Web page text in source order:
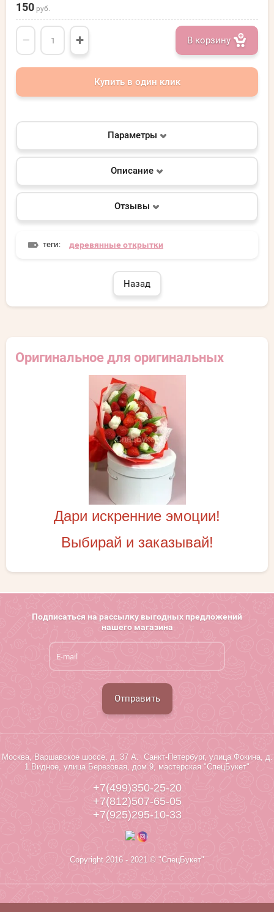
Оригинальное для оригинальных
Дари искренние эмоции!
Выбирай и заказывай!
150 руб.
− + В корзину
Купить в один клик
Параметры
Описание
Отзывы
теги: деревянные открытки
Назад
Подписаться на рассылку выгодных предложений
нашего магазина
Отправить
Москва, Варшавское шоссе, д. 37 А. Санкт-Петербург, улица Фокина, д.
1 Видное, улица Березовая, дом 9, мастерская "СпецБукет"
+7(499)350-25-20
+7(812)507-65-05
+7(925)295-10-33
Copyright 2016 - 2021 © "СпецБукет"